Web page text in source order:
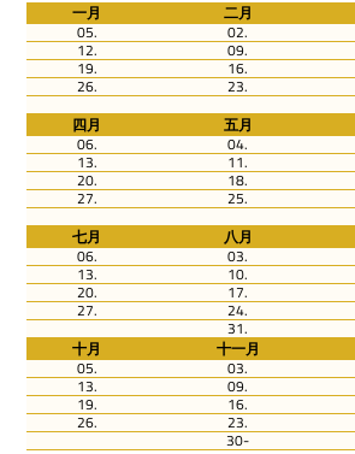
一月 二月
05.
02.
12. 09.
19. 16.
26. 23.
四月
五月
06.
04.
13. 11.
20. 18.
27. 25.
七月
八月
06.
03.
13. 10.
20. 17.
27. 24.
31.
十月
十一月
05.
03.
13. 09.
19. 16.
26. 23.
30-